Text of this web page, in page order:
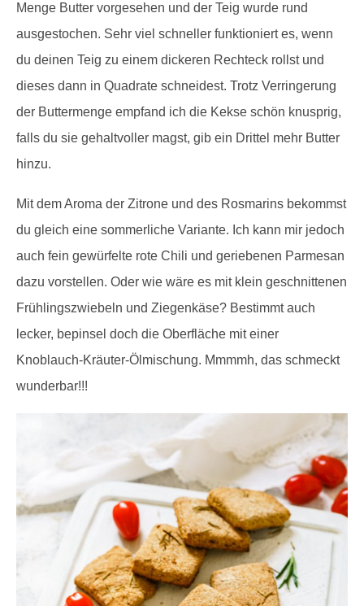
Menge Butter vorgesehen und der Teig wurde rund
ausgestochen. Sehr viel schneller funktioniert es, wenn
du deinen Teig zu einem dickeren Rechteck rollst und
dieses dann in Quadrate schneidest. Trotz Verringerung
der Buttermenge empfand ich die Kekse schön knusprig,
falls du sie gehaltvoller magst, gib ein Drittel mehr Butter
hinzu.
Mit dem Aroma der Zitrone und des Rosmarins bekommst
du gleich eine sommerliche Variante. Ich kann mir jedoch
auch fein gewürfelte rote Chili und geriebenen Parmesan
dazu vorstellen. Oder wie wäre es mit klein geschnittenen
Frühlingszwiebeln und Ziegenkäse? Bestimmt auch
lecker, bepinsel doch die Oberfläche mit einer
Knoblauch-Kräuter-Ölmischung. Mmmmh, das schmeckt
wunderbar!!!